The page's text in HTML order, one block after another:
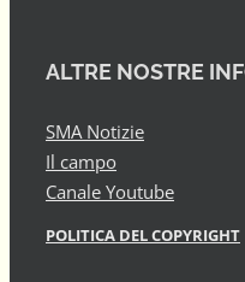
ALTRE NOSTRE
SMA Notizie
Il campo
Canale Youtube
POLITICA DEL COPYRIGHT